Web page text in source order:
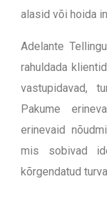
alasid või hoida
Adelante
rahuldada
vastupidavad,
Pakume
erinevaid
mis sobivad
kõrgendatud